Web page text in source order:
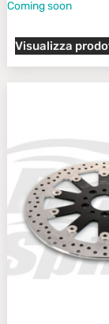
Coming soon
Visualizza